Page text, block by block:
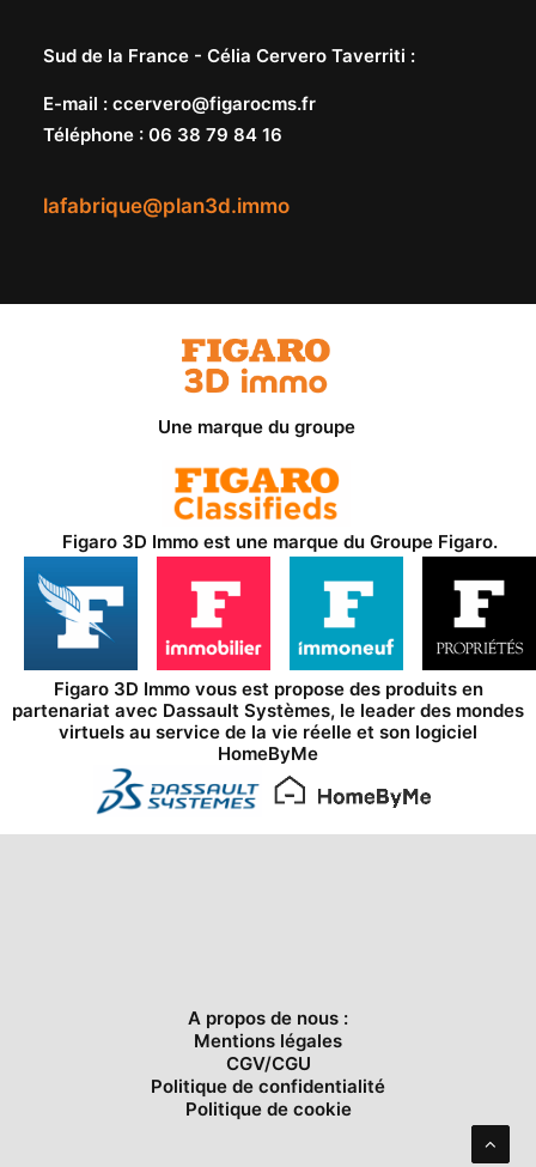
lafabrique@plan3d.immo
Sud de la France - Célia Cervero Taverriti :
E-mail : ccervero@figarocms.fr
Téléphone : 06 38 79 84 16
Une marque du groupe
Figaro 3D Immo est une marque du Groupe Figaro.
Figaro 3D Immo vous est propose des produits en
partenariat avec Dassault Systèmes, le leader des mondes
virtuels au service de la vie réelle et son logiciel
HomeByMe
A propos de nous :
Mentions légales
CGV/CGU
Politique de confidentialité
Politique de cookie